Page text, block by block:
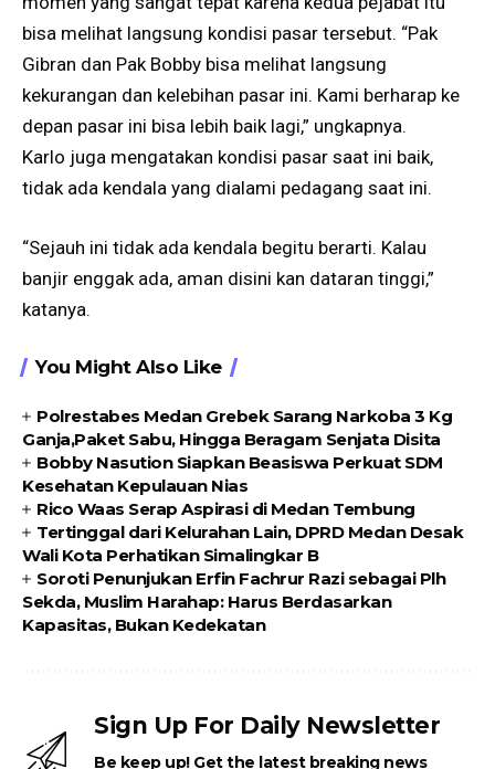
bisa melihat langsung kondisi pasar tersebut. “Pak
Gibran dan Pak Bobby bisa melihat langsung
kekurangan dan kelebihan pasar ini. Kami berharap ke
depan pasar ini bisa lebih baik lagi,” ungkapnya.
Karlo juga mengatakan kondisi pasar saat ini baik,
tidak ada kendala yang dialami pedagang saat ini.
“Sejauh ini tidak ada kendala begitu berarti. Kalau
banjir enggak ada, aman disini kan dataran tinggi,”
katanya.
You Might Also Like
Polrestabes Medan Grebek Sarang Narkoba 3 Kg
Ganja,Paket Sabu, Hingga Beragam Senjata Disita
Bobby Nasution Siapkan Beasiswa Perkuat SDM
Kesehatan Kepulauan Nias
Rico Waas Serap Aspirasi di Medan Tembung
Tertinggal dari Kelurahan Lain, DPRD Medan Desak
Wali Kota Perhatikan Simalingkar B
Soroti Penunjukan Erfin Fachrur Razi sebagai Plh
Sekda, Muslim Harahap: Harus Berdasarkan
Kapasitas, Bukan Kedekatan
Sign Up For Daily Newsletter
Be keep up! Get the latest breaking news